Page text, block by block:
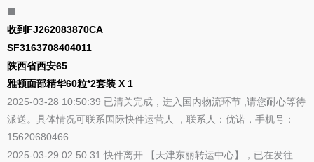
收到FJ262083870CA
SF3163708404011
陕西省西安65
雅顿面部精华60粒*2套装 X 1
2025-03-28 10:50:39 已清关完成，进入国内物流环节 ,请您耐心等待
派送。具体情况可联系国际快件运营人 ，联系人：优诺，手机号：
15620680466
2025-03-29 02:50:31 快件离开 【天津东丽转运中心】，已在发往